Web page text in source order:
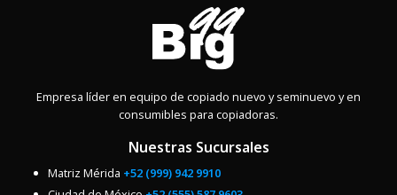
Empresa líder en equipo de copiado nuevo y seminuevo y en
consumibles para copiadoras.
Nuestras Sucursales
Matriz Mérida +52 (999) 942 9910